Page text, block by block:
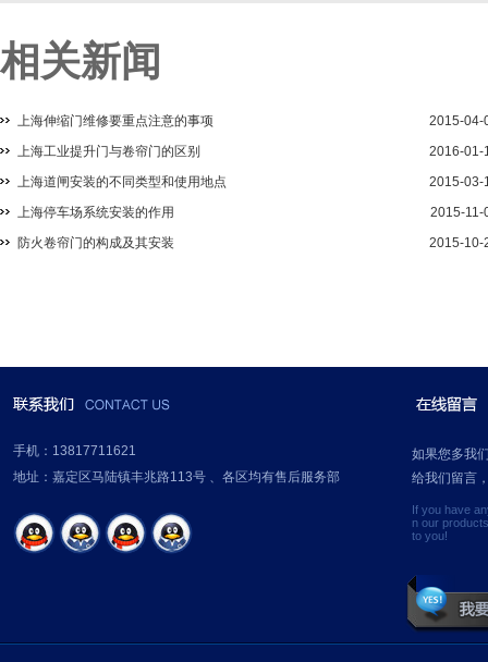
相关新闻
2015-04-
上海伸缩门维修要重点注意的事项
2016-01-
上海工业提升门与卷帘门的区别
2015-03-
上海道闸安装的不同类型和使用地点
2015-11-
上海停车场系统安装的作用
2015-10-
防火卷帘门的构成及其安装
手机：13817711621
地址：嘉定区马陆镇丰兆路113号 、各区均有售后服务部
如果您多我
给我们留言
If you have
n our
to you!